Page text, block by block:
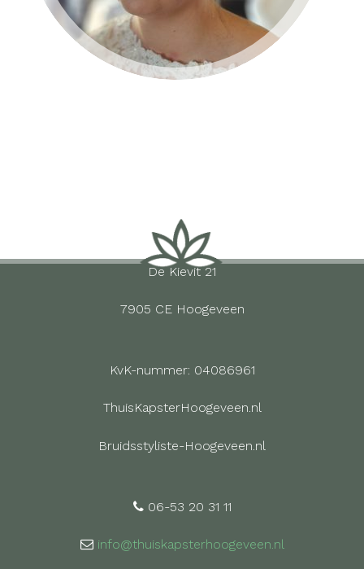
De Kievit 21
7905 CE Hoogeveen
KvK-nummer: 04086961
ThuisKapsterHoogeveen.nl
Bruidsstyliste-Hoogeveen.nl
06-53 20 31 11
info@thuiskapsterhoogeveen.nl